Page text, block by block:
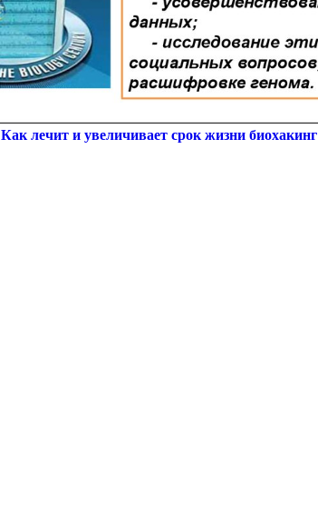
Как лечит и увеличивает срок жизни биохакинг